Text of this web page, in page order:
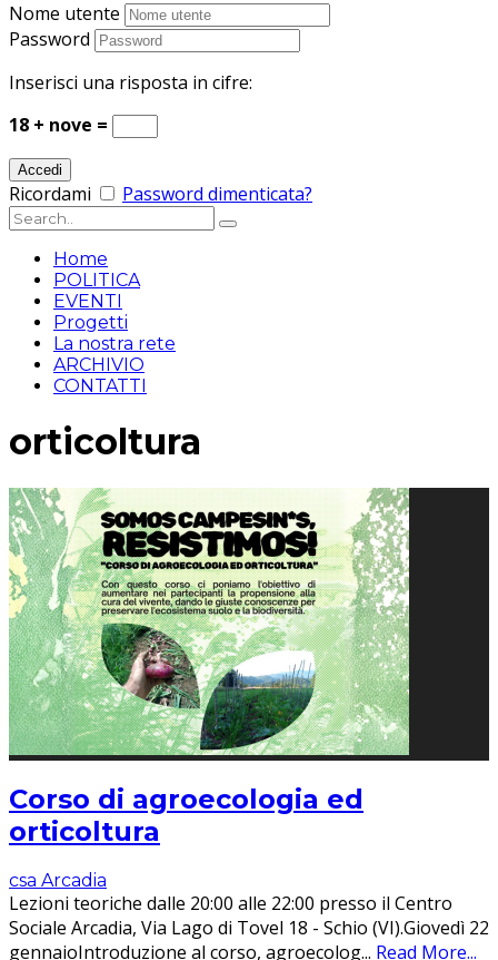
Nome utente
Password
Inserisci una risposta in cifre:
18 + nove =
Ricordami Password dimenticata?
Home
POLITICA
EVENTI
Progetti
La nostra rete
ARCHIVIO
CONTATTI
orticoltura
Corso di agroecologia ed
orticoltura
csa Arcadia
Lezioni teoriche dalle 20:00 alle 22:00 presso il Centro
Sociale Arcadia, Via Lago di Tovel 18 - Schio (VI).Giovedì 22
gennaioIntroduzione al corso, agroecolog... Read More...